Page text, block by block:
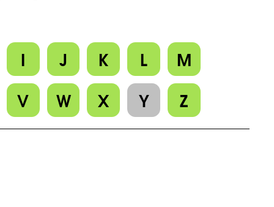
I J K L
M
V
W X Y Z